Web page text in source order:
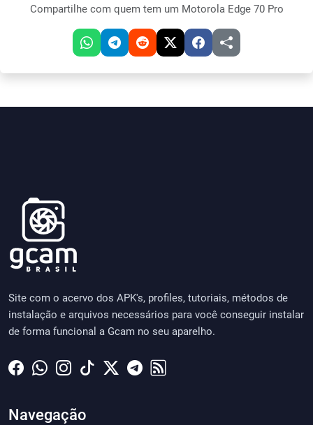
Compartilhe com quem tem um Motorola Edge 70 Pro
Site com o acervo dos APK's, profiles, tutoriais, métodos de
instalação e arquivos necessários para você conseguir instalar
de forma funcional a Gcam no seu aparelho.
Navegação